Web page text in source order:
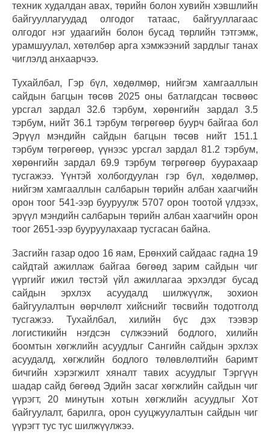
техник худалдан авах, төрийн болон хувийн хэвшлийн
байгууллагуудад олгодог татаас, байгууллагаас
олгодог нэг удаагийн болон бусад төрлийн тэтгэмж,
урамшуулал, хөтөлбөр арга хэмжээний зардлыг танах
чиглэлд анхаарчээ.
Тухайлбал, Гэр бүл, хөдөлмөр, нийгэм хамгааллын
сайдын багцын төсөв 2025 оны батлагдсан төсвөөс
урсгал зардал 32.6 тэрбум, хөрөнгийн зардал 3.5
тэрбум, нийт 36.1 тэрбум төгрөгөөр буурч байгаа бол
Эрүүл мэндийн сайдын багцын төсөв нийт 151.1
тэрбум төгрөгөөр, үүнээс урсгал зардал 81.2 тэрбум,
хөрөнгийн зардал 69.9 тэрбум төгрөгөөр буурахаар
тусгажээ. Үүнтэй холбогдуулан гэр бүл, хөдөлмөр,
нийгэм хамгааллын салбарын төрийн албан хаагчийн
орон тоог 541-ээр бууруулж 5707 орон тоотой үлдээх,
эрүүл мэндийн салбарын төрийн албан хаагчийн орон
тоог 2651-ээр бууруулахаар тусгасан байна.
Засгийн газар одоо 16 яам, Ерөнхий сайдаас гадна 19
сайдтай ажиллаж байгаа бөгөөд зарим сайдын чиг
үүргийг ижил төстэй үйл ажиллагаа эрхэлдэг бусад
сайдын эрхлэх асуудалд шилжүүлж, зохион
байгуулалтын өөрчлөлт хийснийг төсвийн тодотголд
тусгажээ. Тухайлбал, хилийн бүс дэх тээвэр
логистикийн нэгдсэн сүлжээний бодлого, хилийн
боомтын хөгжлийн асуудлыг Сангийн сайдын эрхлэх
асуудалд, хөгжлийн бодлого төлөвлөлтийн баримт
бичгийн хэрэгжилт хяналт тавих асуудлыг Тэргүүн
шадар сайд бөгөөд Эдийн засаг хөгжлийн сайдын чиг
үүрэгт, 20 минутын хотын хөгжлийн асуудлыг Хот
байгуулалт, барилга, орон сууцжуулалтын сайдын чиг
үүрэгт тус тус шилжүүлжээ.